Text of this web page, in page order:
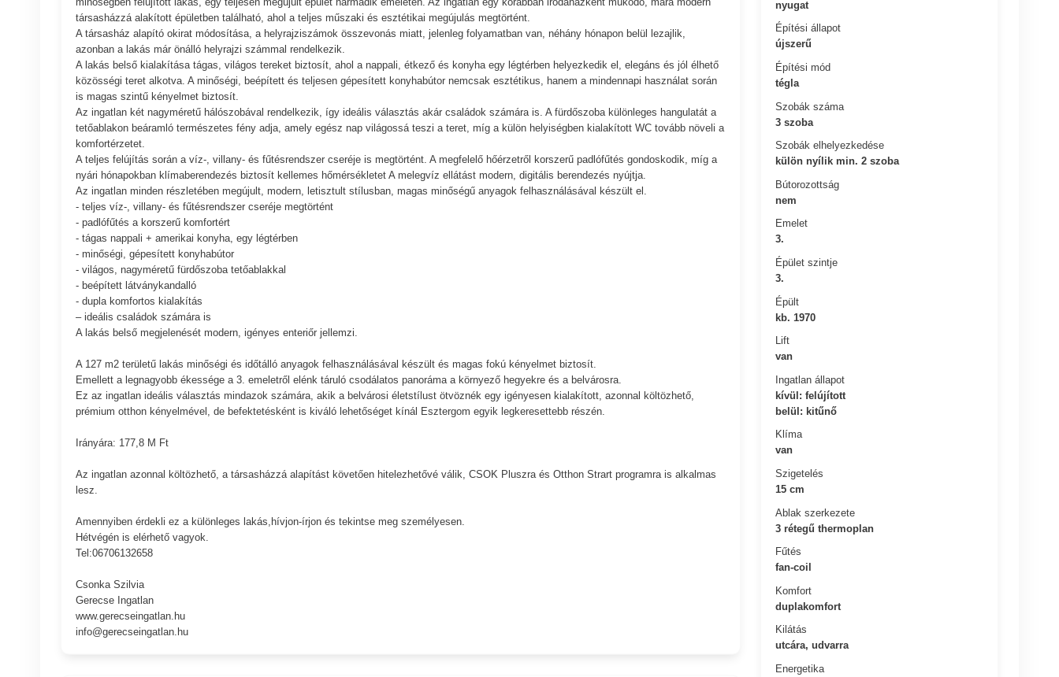
nyugat
Építési állapot
újszerű
Építési mód
tégla
Szobák száma
3 szoba
Szobák elhelyezkedése
külön nyílik min. 2 szoba
Bútorozottság
nem
Emelet
3.
Épület szintje
3.
Épült
kb. 1970
Lift
van
Ingatlan állapot
kívül: felújított
belül: kitűnő
Klíma
van
Szigetelés
15 cm
Ablak szerkezete
3 rétegű thermoplan
Fűtés
fan-coil
Komfort
duplakomfort
Kilátás
utcára, udvarra
Energetika
társasházzá alakított épületben található, ahol a teljes műszaki és esztétikai megújulás megtörtént.
A társasház alapító okirat módosítása, a helyrajziszámok összevonás miatt, jelenleg folyamatban van, néhány hónapon belül lezajlik,
azonban a lakás már önálló helyrajzi számmal rendelkezik.
A lakás belső kialakítása tágas, világos tereket biztosít, ahol a nappali, étkező és konyha egy légtérben helyezkedik el, elegáns és jól élhető
közösségi teret alkotva. A minőségi, beépített és teljesen gépesített konyhabútor nemcsak esztétikus, hanem a mindennapi használat során
is magas szintű kényelmet biztosít.
Az ingatlan két nagyméretű hálószobával rendelkezik, így ideális választás akár családok számára is. A fürdőszoba különleges hangulatát a
tetőablakon beáramló természetes fény adja, amely egész nap világossá teszi a teret, míg a külön helyiségben kialakított WC tovább növeli a
komfortérzetet.
A teljes felújítás során a víz-, villany- és fűtésrendszer cseréje is megtörtént. A megfelelő hőérzetről korszerű padlófűtés gondoskodik, míg a
nyári hónapokban klímaberendezés biztosít kellemes hőmérsékletet A melegvíz ellátást modern, digitális berendezés nyújtja.
Az ingatlan minden részletében megújult, modern, letisztult stílusban, magas minőségű anyagok felhasználásával készült el.
- teljes víz-, villany- és fűtésrendszer cseréje megtörtént
- padlófűtés a korszerű komfortért
- tágas nappali + amerikai konyha, egy légtérben
- minőségi, gépesített konyhabútor
- világos, nagyméretű fürdőszoba tetőablakkal
- beépített látványkandalló
- dupla komfortos kialakítás
– ideális családok számára is
A lakás belső megjelenését modern, igényes enteriőr jellemzi.
A 127 m2 területű lakás minőségi és időtálló anyagok felhasználásával készült és magas fokú kényelmet biztosít.
Emellett a legnagyobb ékessége a 3. emeletről elénk táruló csodálatos panoráma a környező hegyekre és a belvárosra.
Ez az ingatlan ideális választás mindazok számára, akik a belvárosi életstílust ötvöznék egy igényesen kialakított, azonnal költözhető,
prémium otthon kényelmével, de befektetésként is kiváló lehetőséget kínál Esztergom egyik legkeresettebb részén.
Irányára: 177,8 M Ft
Az ingatlan azonnal költözhető, a társasházzá alapítást követően hitelezhetővé válik, CSOK Pluszra és Otthon Strart programra is alkalmas
lesz.
Amennyiben érdekli ez a különleges lakás,hívjon-írjon és tekintse meg személyesen.
Hétvégén is elérhető vagyok.
Tel:06706132658
Csonka Szilvia
Gerecse Ingatlan
www.gerecseingatlan.hu
info@gerecseingatlan.hu